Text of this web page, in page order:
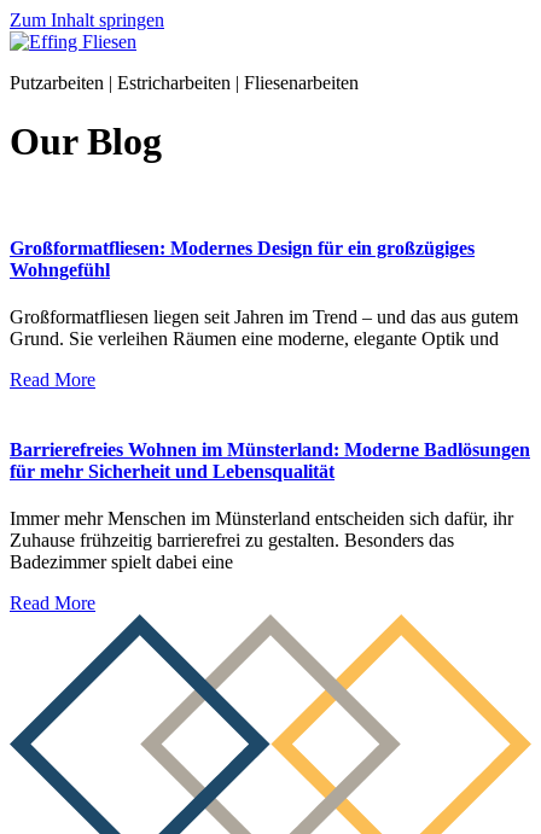
Zum Inhalt springen
Putzarbeiten | Estricharbeiten | Fliesenarbeiten
Our Blog
Großformatfliesen: Modernes Design für ein großzügiges
Wohngefühl
Großformatfliesen liegen seit Jahren im Trend – und das aus gutem
Grund. Sie verleihen Räumen eine moderne, elegante Optik und
Read More
Barrierefreies Wohnen im Münsterland: Moderne Badlösungen
für mehr Sicherheit und Lebensqualität
Immer mehr Menschen im Münsterland entscheiden sich dafür, ihr
Zuhause frühzeitig barrierefrei zu gestalten. Besonders das
Badezimmer spielt dabei eine
Read More